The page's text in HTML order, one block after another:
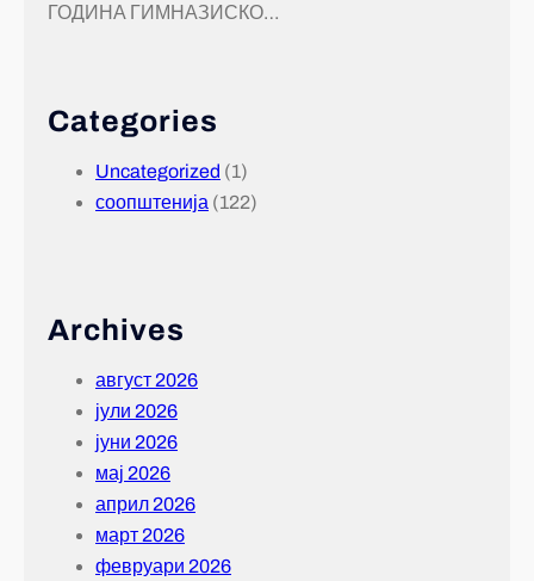
ГОДИНА ГИМНАЗИСКО…
Categories
Uncategorized (1)
соопштенија (122)
Archives
август 2026
јули 2026
јуни 2026
мај 2026
април 2026
март 2026
февруари 2026